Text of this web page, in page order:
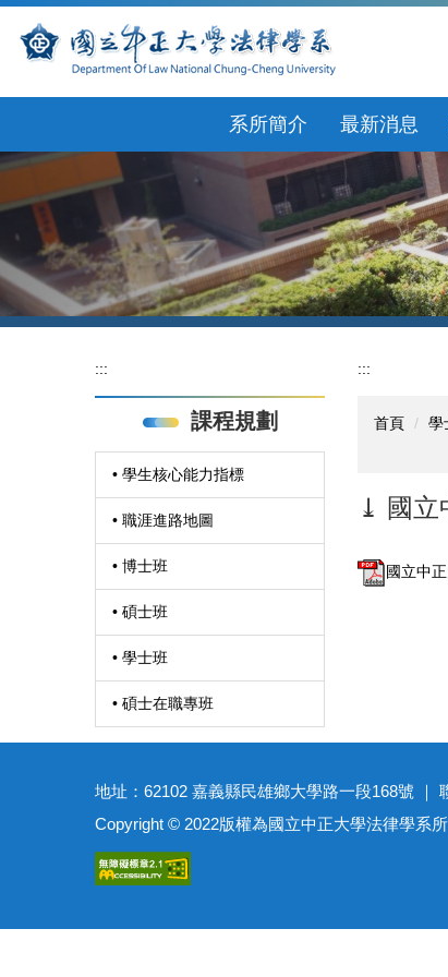
到
區
系所簡介 最新消息
:::
課程規劃
• 學生核心能力指標
• 職涯進路地圖
• 博士班
• 碩士班
• 學士班
• 碩士在職專班
:::
首頁 學
⤓ 國立
國立中
地址：62102 嘉義縣民雄鄉大學路一段168號 ｜
Copyright © 2022版權為國立中正大學法律學系